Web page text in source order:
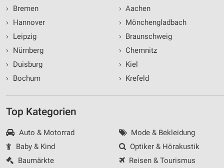
›
Bremen
›
Hannover
›
Leipzig
›
Nürnberg
›
Duisburg
›
Bochum
› Aachen
› Mönchengladbach
› Braunschweig
› Chemnitz
› Kiel
› Krefeld
Top Kategorien
Auto & Motorrad
Baby & Kind
Baumärkte
Mode & Bekleidung
Optiker & Hörakustik
Reisen & Tourismus